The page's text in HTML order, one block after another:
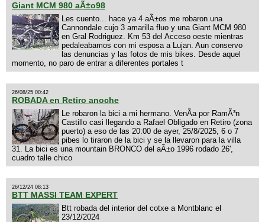
Giant MCM 980 aÃ±o98
Les cuento... hace ya 4 aÃ±os me robaron una
Cannondale cujo 3 amarilla fluo y una Giant MCM 980
en Gral Rodriguez. Km 53 del Acceso oeste mientras
pedaleabamos con mi esposa a Lujan. Aun conservo
las denuncias y las fotos de mis bikes. Desde aquel
momento, no paro de entrar a diferentes portales t
26/08/25 00:42
ROBADA en Retiro anoche
Le robaron la bici a mi hermano. VenÃ­a por RamÃ³n
Castillo casi llegando a Rafael Obligado en Retiro (zona
puerto) a eso de las 20:00 de ayer, 25/8/2025, 6 o 7
pibes lo tiraron de la bici y se la llevaron para la villa
31. La bici es una mountain BRONCO del aÃ±o 1996 rodado 26',
cuadro talle chico
26/12/24 08:13
BTT MASSI TEAM EXPERT
Btt robada del interior del cotxe a Montblanc el
23/12/2024